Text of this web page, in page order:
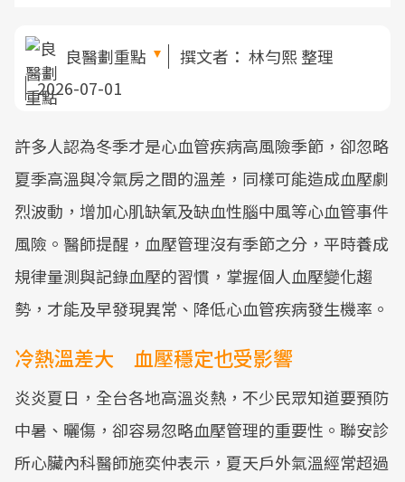
良醫劃重點 撰文者： 林勻熙 整理
2026-07-01
許多人認為冬季才是心血管疾病高風險季節，卻忽略
夏季高溫與冷氣房之間的溫差，同樣可能造成血壓劇
烈波動，增加心肌缺氧及缺血性腦中風等心血管事件
風險。醫師提醒，血壓管理沒有季節之分，平時養成
規律量測與記錄血壓的習慣，掌握個人血壓變化趨
勢，才能及早發現異常、降低心血管疾病發生機率。
冷熱溫差大 血壓穩定也受影響
炎炎夏日，全台各地高溫炎熱，不少民眾知道要預防
中暑、曬傷，卻容易忽略血壓管理的重要性。聯安診
所心臟內科醫師施奕仲表示，夏天戶外氣溫經常超過